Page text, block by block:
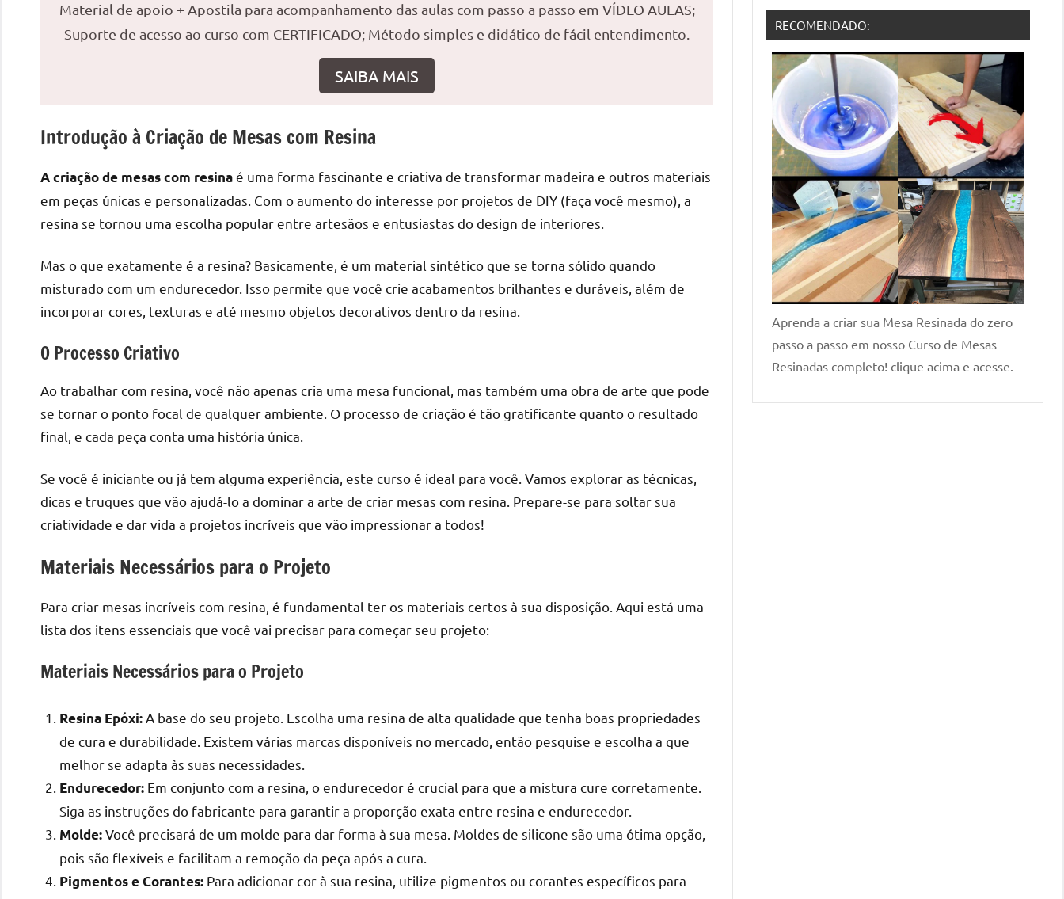
de
jantar
lugares,
você
tudo
transformar
seu
ambiente
Nosso
conteúdo
é
em
apresentar
as
práticas
tendências
para
mesa
alta
qualidade,
como
as
populares
River
Tables
Material de apoio + Apostila para acompanhamento das aulas com passo a passo em VÍDEO AULAS;
Suporte de acesso ao curso com CERTIFICADO; Método simples e didático de fácil entendimento.
SAIBA MAIS
Introdução à Criação de Mesas com Resina
A criação de mesas com resinaé uma forma fascinante e criativa de transformar madeira e outros materiais
em peças únicas e personalizadas. Com o aumento do interesse por projetos de DIY (faça você mesmo), a
resina se tornou uma escolha popular entre artesãos e entusiastas do design de interiores.
Mas o que exatamente é a resina? Basicamente, é um material sintético que se torna sólido quando
misturado com um endurecedor. Isso permite que você crie acabamentos brilhantes e duráveis, além de
incorporar cores, texturas e até mesmo objetos decorativos dentro da resina.
O Processo Criativo
Ao trabalhar com resina, você não apenas cria uma mesa funcional, mas também uma obra de arte que pode
se tornar o ponto focal de qualquer ambiente. O processo de criação é tão gratificante quanto o resultado
final, e cada peça conta uma história única.
Se você é iniciante ou já tem alguma experiência, este curso é ideal para você. Vamos explorar as técnicas,
dicas e truques que vão ajudá-lo a dominar a arte de criar mesas com resina. Prepare-se para soltar sua
criatividade e dar vida a projetos incríveis que vão impressionar a todos!
Materiais Necessários para o Projeto
Para criar mesas incríveis com resina, é fundamental ter os materiais certos à sua disposição. Aqui está uma
lista dos itens essenciais que você vai precisar para começar seu projeto:
Materiais Necessários para o Projeto
Resina Epóxi: A base do seu projeto. Escolha uma resina de alta qualidade que tenha boas propriedades
de cura e durabilidade. Existem várias marcas disponíveis no mercado, então pesquise e escolha a que
melhor se adapta às suas necessidades.
Endurecedor: Em conjunto com a resina, o endurecedor é crucial para que a mistura cure corretamente.
Siga as instruções do fabricante para garantir a proporção exata entre resina e endurecedor.
Molde:Você precisará de um molde para dar forma à sua mesa. Moldes de silicone são uma ótima opção,
pois são flexíveis e facilitam a remoção da peça após a cura.
Pigmentos e Corantes: Para adicionar cor à sua resina, utilize pigmentos ou corantes específicos para
RECOMENDADO:
Aprenda a criar sua Mesa Resinada do zero
passo a passo em nosso Curso de Mesas
Resinadas completo! clique acima e acesse.